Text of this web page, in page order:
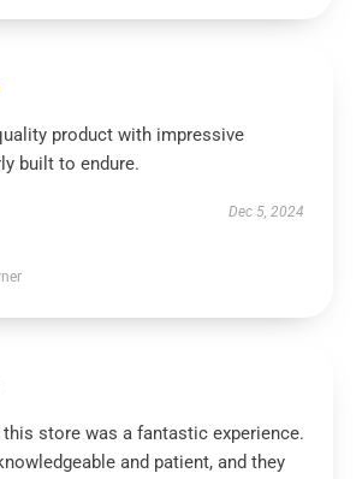
product with impressive
built to endure.
Dec 5, 2024
store was a fantastic experience.
and patient, and they